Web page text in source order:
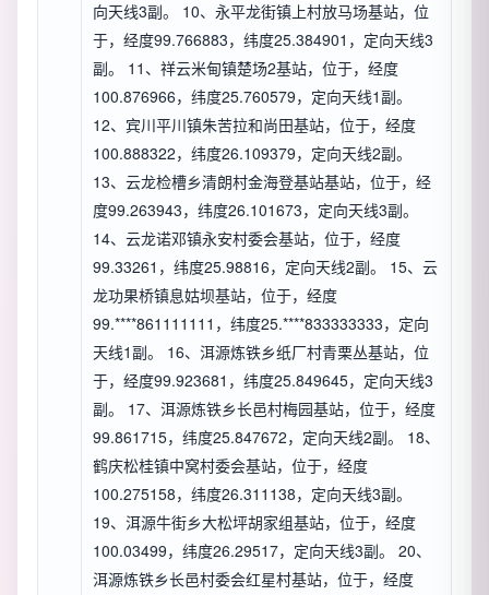
向天线3副。 10、永平龙街镇上村放马场基站，位
于，经度99.766883，纬度25.384901，定向天线3
副。 11、祥云米甸镇楚场2基站，位于，经度
100.876966，纬度25.760579，定向天线1副。
12、宾川平川镇朱苦拉和尚田基站，位于，经度
100.888322，纬度26.109379，定向天线2副。
13、云龙检槽乡清朗村金海登基站基站，位于，经
度99.263943，纬度26.101673，定向天线3副。
14、云龙诺邓镇永安村委会基站，位于，经度
99.33261，纬度25.98816，定向天线2副。 15、云
龙功果桥镇息姑坝基站，位于，经度
99.****861111111，纬度25.****833333333，定向
天线1副。 16、洱源炼铁乡纸厂村青栗丛基站，位
于，经度99.923681，纬度25.849645，定向天线3
副。 17、洱源炼铁乡长邑村梅园基站，位于，经度
99.861715，纬度25.847672，定向天线2副。 18、
鹤庆松桂镇中窝村委会基站，位于，经度
100.275158，纬度26.311138，定向天线3副。
19、洱源牛街乡大松坪胡家组基站，位于，经度
100.03499，纬度26.29517，定向天线3副。 20、
洱源炼铁乡长邑村委会红星村基站，位于，经度